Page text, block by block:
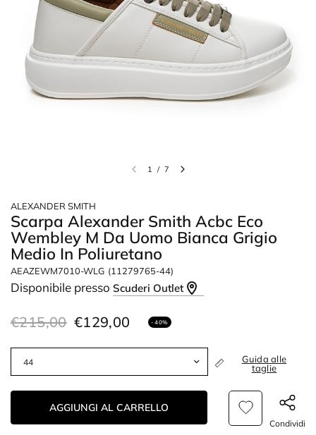
1 / 7
ALEXANDER SMITH
Scarpa Alexander Smith Acbc Eco
Wembley M Da Uomo Bianca Grigio
Medio In Poliuretano
AEAZEWM7010-WLG (11279765-44)
Disponibile pressoScuderi Outlet
€215,00 €129,00 - 40%
Guida alle
taglie
AGGIUNGI AL CARRELLO
Condividi